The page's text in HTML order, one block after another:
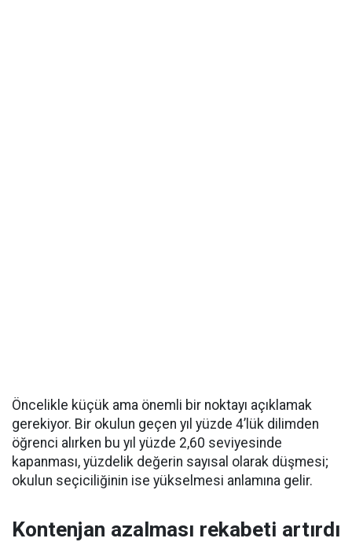
Öncelikle küçük ama önemli bir noktayı açıklamak
gerekiyor. Bir okulun geçen yıl yüzde 4’lük dilimden
öğrenci alırken bu yıl yüzde 2,60 seviyesinde
kapanması, yüzdelik değerin sayısal olarak düşmesi;
okulun seçiciliğinin ise yükselmesi anlamına gelir.
Kontenjan azalması rekabeti artırdı